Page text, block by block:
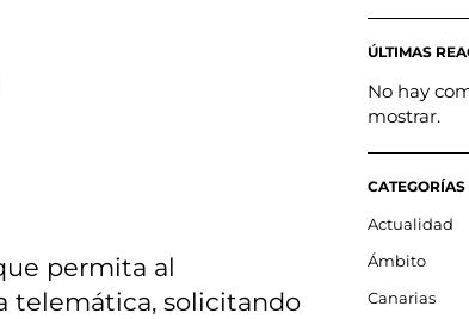
permita al
telemática, solicitando
ÚLTIMAS
No hay
mostrar.
CATEGORÍAS
Actualidad
Ámbito
Canarias